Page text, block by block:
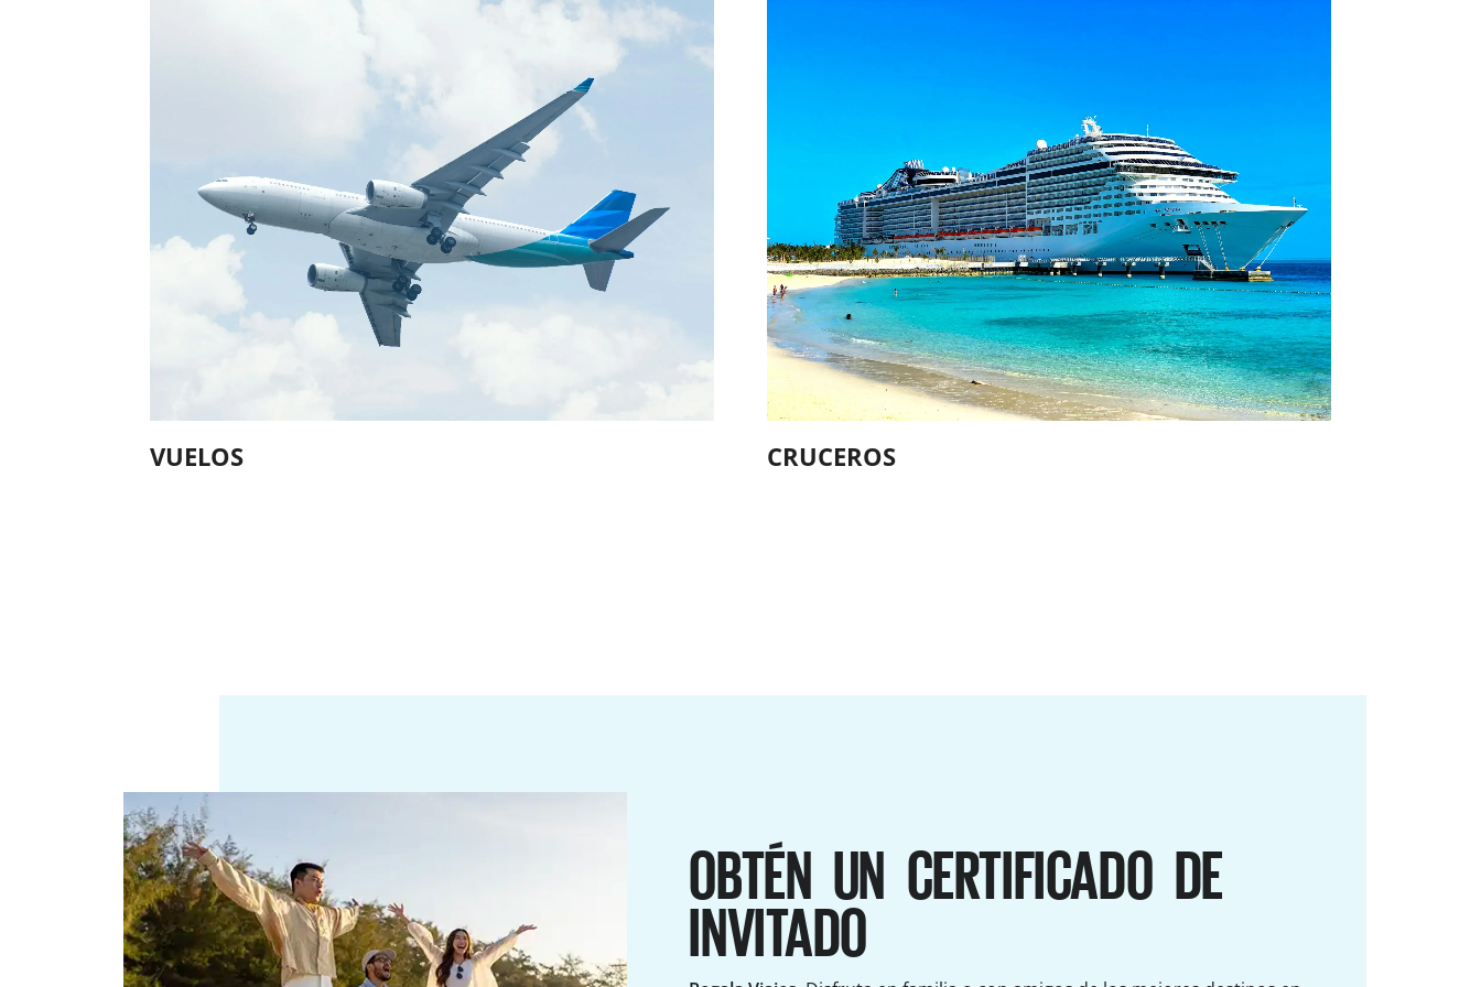
VUELOS CRUCEROS
OBTÉN UN CERTIFICADO DE
INVITADO